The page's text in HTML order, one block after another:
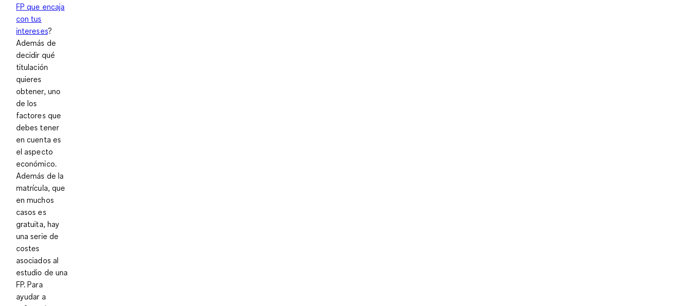
FP que encaja
con tus
intereses?
Además de
decidir qué
titulación
quieres
obtener, uno
de los
factores que
debes tener
en cuenta es
el aspecto
económico.
Además de la
matrícula, que
en muchos
casos es
gratuita, hay
una serie de
costes
asociados al
estudio de una
FP. Para
ayudar a